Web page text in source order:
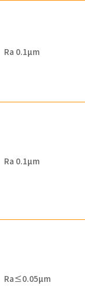
Ra 0.1µm
Ra 0.1µm
Ra≤0.05µm